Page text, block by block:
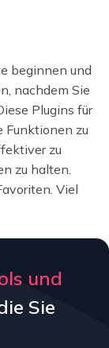
beginnen und
nachdem Sie
Plugins für
Funktionen zu
zu
zu halten.
Viel
und
Sie